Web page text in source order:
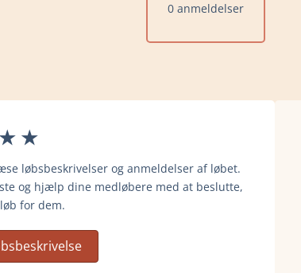
0 anmeldelser
løbsbeskrivelser og anmeldelser af løbet.
og hjælp dine medløbere med at beslutte,
for dem.